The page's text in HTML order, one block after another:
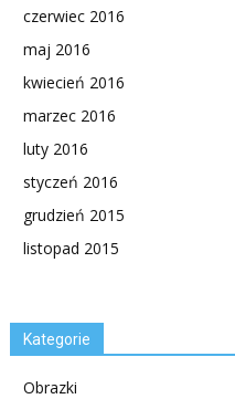
czerwiec 2016
maj 2016
kwiecień 2016
marzec 2016
luty 2016
styczeń 2016
grudzień 2015
listopad 2015
Kategorie
Obrazki